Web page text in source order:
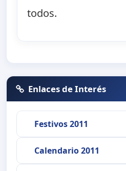
todos.
Enlaces de Interés
Festivos 2011
Calendario 2011